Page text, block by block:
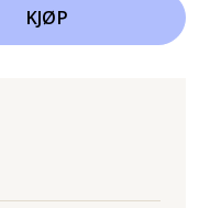
KJØP